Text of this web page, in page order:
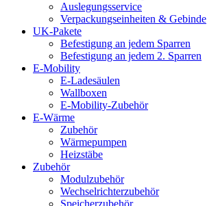
Auslegungsservice
Verpackungseinheiten & Gebinde
UK-Pakete
Befestigung an jedem Sparren
Befestigung an jedem 2. Sparren
E-Mobility
E-Ladesäulen
Wallboxen
E-Mobility-Zubehör
E-Wärme
Zubehör
Wärmepumpen
Heizstäbe
Zubehör
Modulzubehör
Wechselrichterzubehör
Speicherzubehör